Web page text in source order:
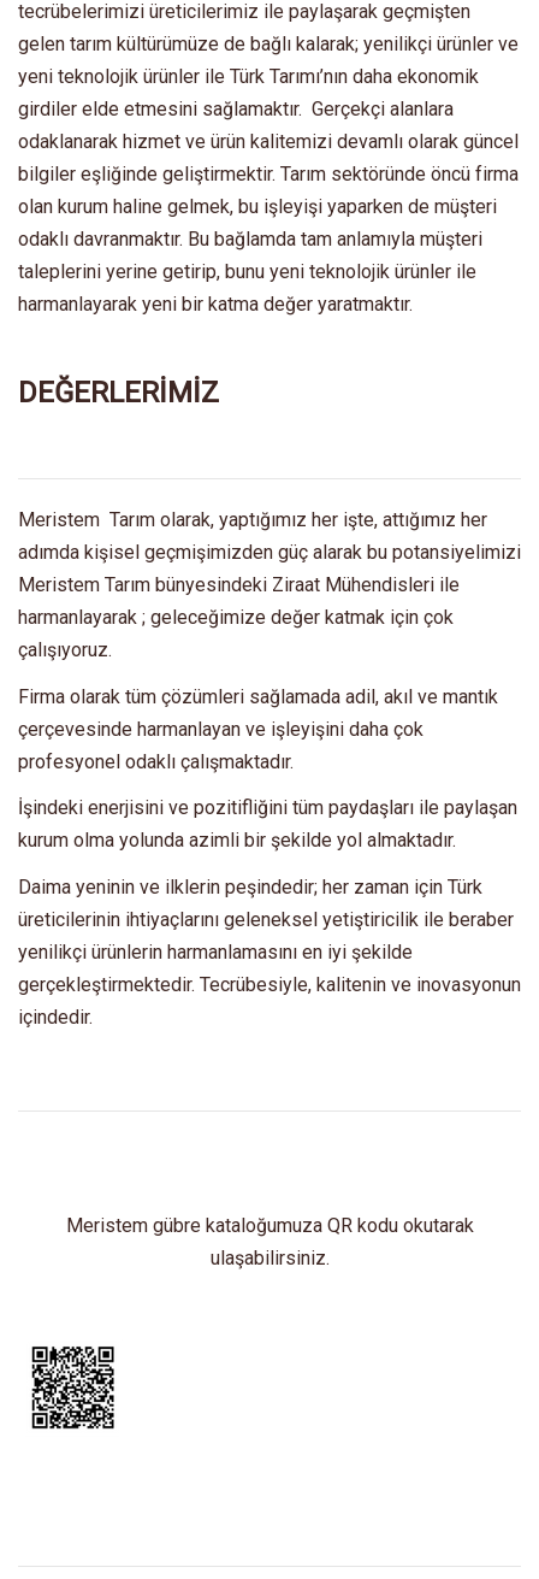
tecrübelerimizi üreticilerimiz ile paylaşarak geçmişten
gelen tarım kültürümüze de bağlı kalarak; yenilikçi ürünler ve
yeni teknolojik ürünler ile Türk Tarımı’nın daha ekonomik
girdiler elde etmesini sağlamaktır. Gerçekçi alanlara
odaklanarak hizmet ve ürün kalitemizi devamlı olarak güncel
bilgiler eşliğinde geliştirmektir. Tarım sektöründe öncü firma
olan kurum haline gelmek, bu işleyişi yaparken de müşteri
odaklı davranmaktır. Bu bağlamda tam anlamıyla müşteri
taleplerini yerine getirip, bunu yeni teknolojik ürünler ile
harmanlayarak yeni bir katma değer yaratmaktır.
DEĞERLERİMİZ
Meristem Tarım olarak, yaptığımız her işte, attığımız her
adımda kişisel geçmişimizden güç alarak bu potansiyelimizi
Meristem Tarım bünyesindeki Ziraat Mühendisleri ile
harmanlayarak ; geleceğimize değer katmak için çok
çalışıyoruz.
Firma olarak tüm çözümleri sağlamada adil, akıl ve mantık
çerçevesinde harmanlayan ve işleyişini daha çok
profesyonel odaklı çalışmaktadır.
İşindeki enerjisini ve pozitifliğini tüm paydaşları ile paylaşan
kurum olma yolunda azimli bir şekilde yol almaktadır.
Daima yeninin ve ilklerin peşindedir; her zaman için Türk
üreticilerinin ihtiyaçlarını geleneksel yetiştiricilik ile beraber
yenilikçi ürünlerin harmanlamasını en iyi şekilde
gerçekleştirmektedir. Tecrübesiyle, kalitenin ve inovasyonun
içindedir.
Meristem gübre kataloğumuza QR kodu okutarak
ulaşabilirsiniz.